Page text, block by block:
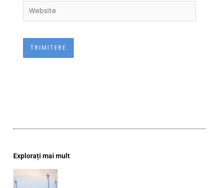
Website
Explorați mai mult